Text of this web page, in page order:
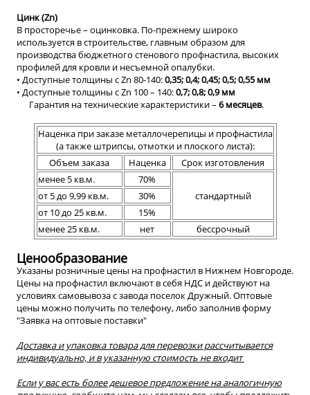
Цинк (Zn)
В просторечье – оцинковка. По-прежнему широко
используется в строительстве, главным образом для
производства бюджетного стенового профнастила, высоких
профилей для кровли и несъемной опалубки.
• Доступные толщины с Zn 80-140:0,35; 0,4; 0,45; 0,5; 0,55мм
• Доступные толщины с Zn 100 – 140:0,7; 0,8; 0,9 мм
Гарантия на технические характеристики – 6 месяцев.
Наценка при заказе металлочерепицы и профнастила
(а также штрипсы, отмотки и плоского листа):
Объем заказа
Наценка
Срок изготовления
менее 5 кв.м.
70%
стандартный
от 5 до 9,99 кв.м.
30%
от 10 до 25 кв.м.
15%
менее 25 кв.м.
нет бессрочный
Ценообразование
Указаны розничные цены на профнастил в Нижнем Новгороде.
Цены на профнастил включают в себя НДС и действуют на
условиях самовывоза с завода поселок Дружный. Оптовые
цены можно получить по телефону, либо заполнив форму
"Заявка на оптовые поставки"
Доставка и упаковка товара для перевозки рассчитывается
индивидуально, и в указанную стоимость не входит
Если у вас есть более дешевое предложение на аналогичную